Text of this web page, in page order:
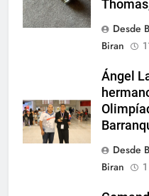
Desde
Biran
Ángel
Desde
Biran